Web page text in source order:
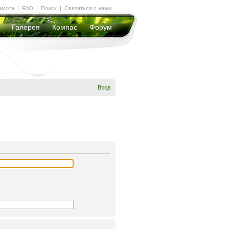
Галерея Компас Форум
| FAQ | Поиск | Связаться с нами
Вход